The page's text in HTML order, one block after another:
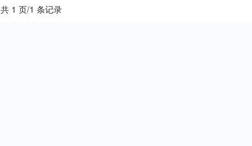
共 1 页/1 条记录